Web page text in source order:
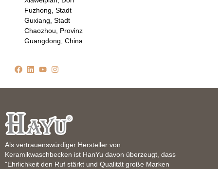
Fuzhong, Stadt
Guxiang, Stadt
Chaozhou, Provinz
Guangdong, China
Als vertrauenswürdiger Hersteller von
Keramikwaschbecken ist HanYu davon überzeugt, dass
"Ehrlichkeit den Ruf stärkt und Qualität große Marken